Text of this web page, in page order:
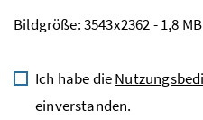
Bildgröße: 3543x2362 - 1,8 MB
Ich habe die
einverstanden.